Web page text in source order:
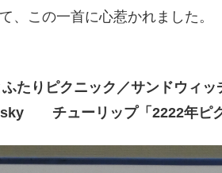
、この一首に心惹かれました。
たりピクニック／サンドウィ
チューリップ「2222年ピク